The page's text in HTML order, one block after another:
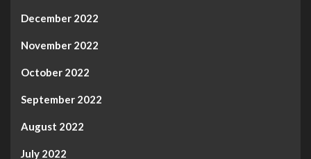
December 2022
November 2022
October 2022
September 2022
August 2022
July 2022